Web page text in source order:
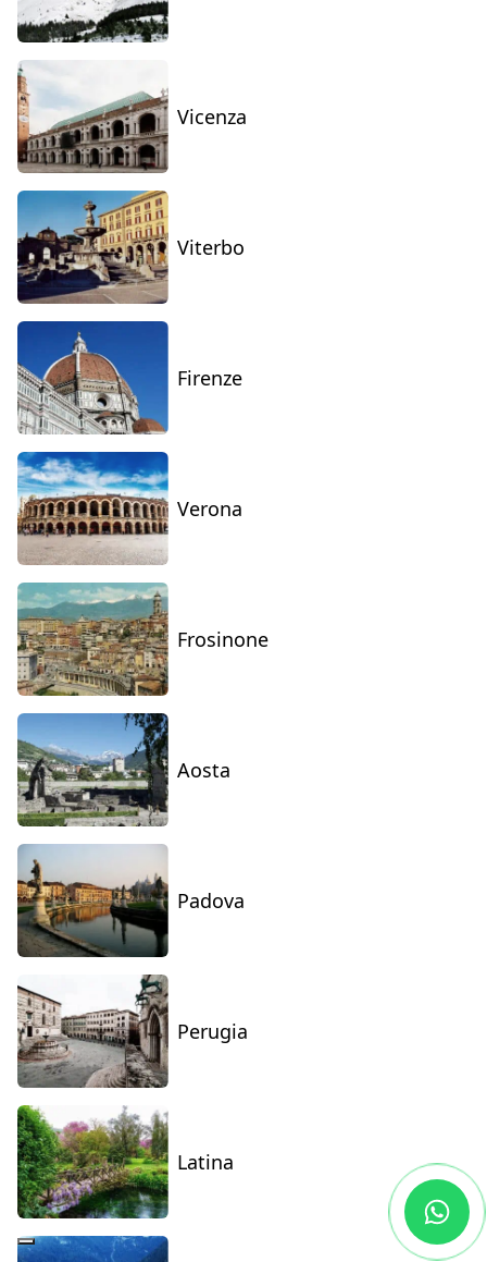
Vicenza
Viterbo
Firenze
Verona
Frosinone
Aosta
Padova
Perugia
Latina